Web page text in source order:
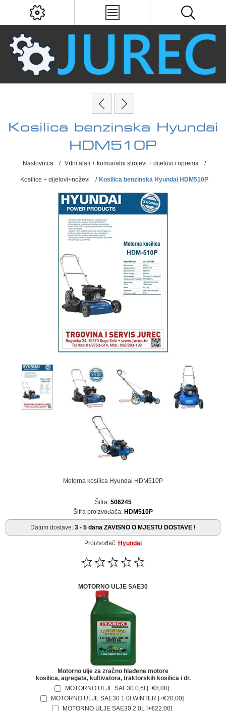
Kosilica benzinska Hyundai
HDM510P
Naslovnica / Vrtni alati + komunalni strojevi + dijelovi i oprema /
Kosilice + dijelovi+noževi / Kosilica benzinska Hyundai HDM510P
Motorna kosilica Hyundai HDM510P
Šifra: 506245
Šifra proizvođača: HDM510P
Datum dostave: 3 - 5 dana ZAVISNO O MJESTU DOSTAVE !
Proizvođač: Hyundai
MOTORNO ULJE SAE30
Motorno ulje za zračno hlađene motore
kosilica, agregata, kultivatora, traktorskih kosilica i dr.
MOTORNO ULJE SAE30 0,6l [+€8,00]
MOTORNO ULJE SAE30 1.0l WINTER [+€20,00]
MOTORNO ULJE SAE30 2.0L [+€22,00]